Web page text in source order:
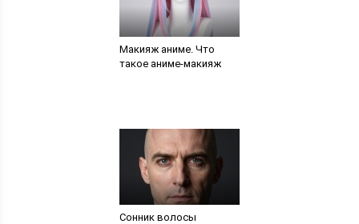
Макияж аниме. Что
такое аниме-макияж
Сонник волосы